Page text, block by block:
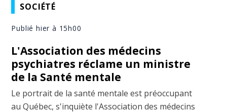
SOCIÉTÉ
Publié hier à 15h00
L'Association des médecins
psychiatres réclame un ministre
de la Santé mentale
Le portrait de la santé mentale est préoccupant
au Québec, s'inquiète l'Association des médecins